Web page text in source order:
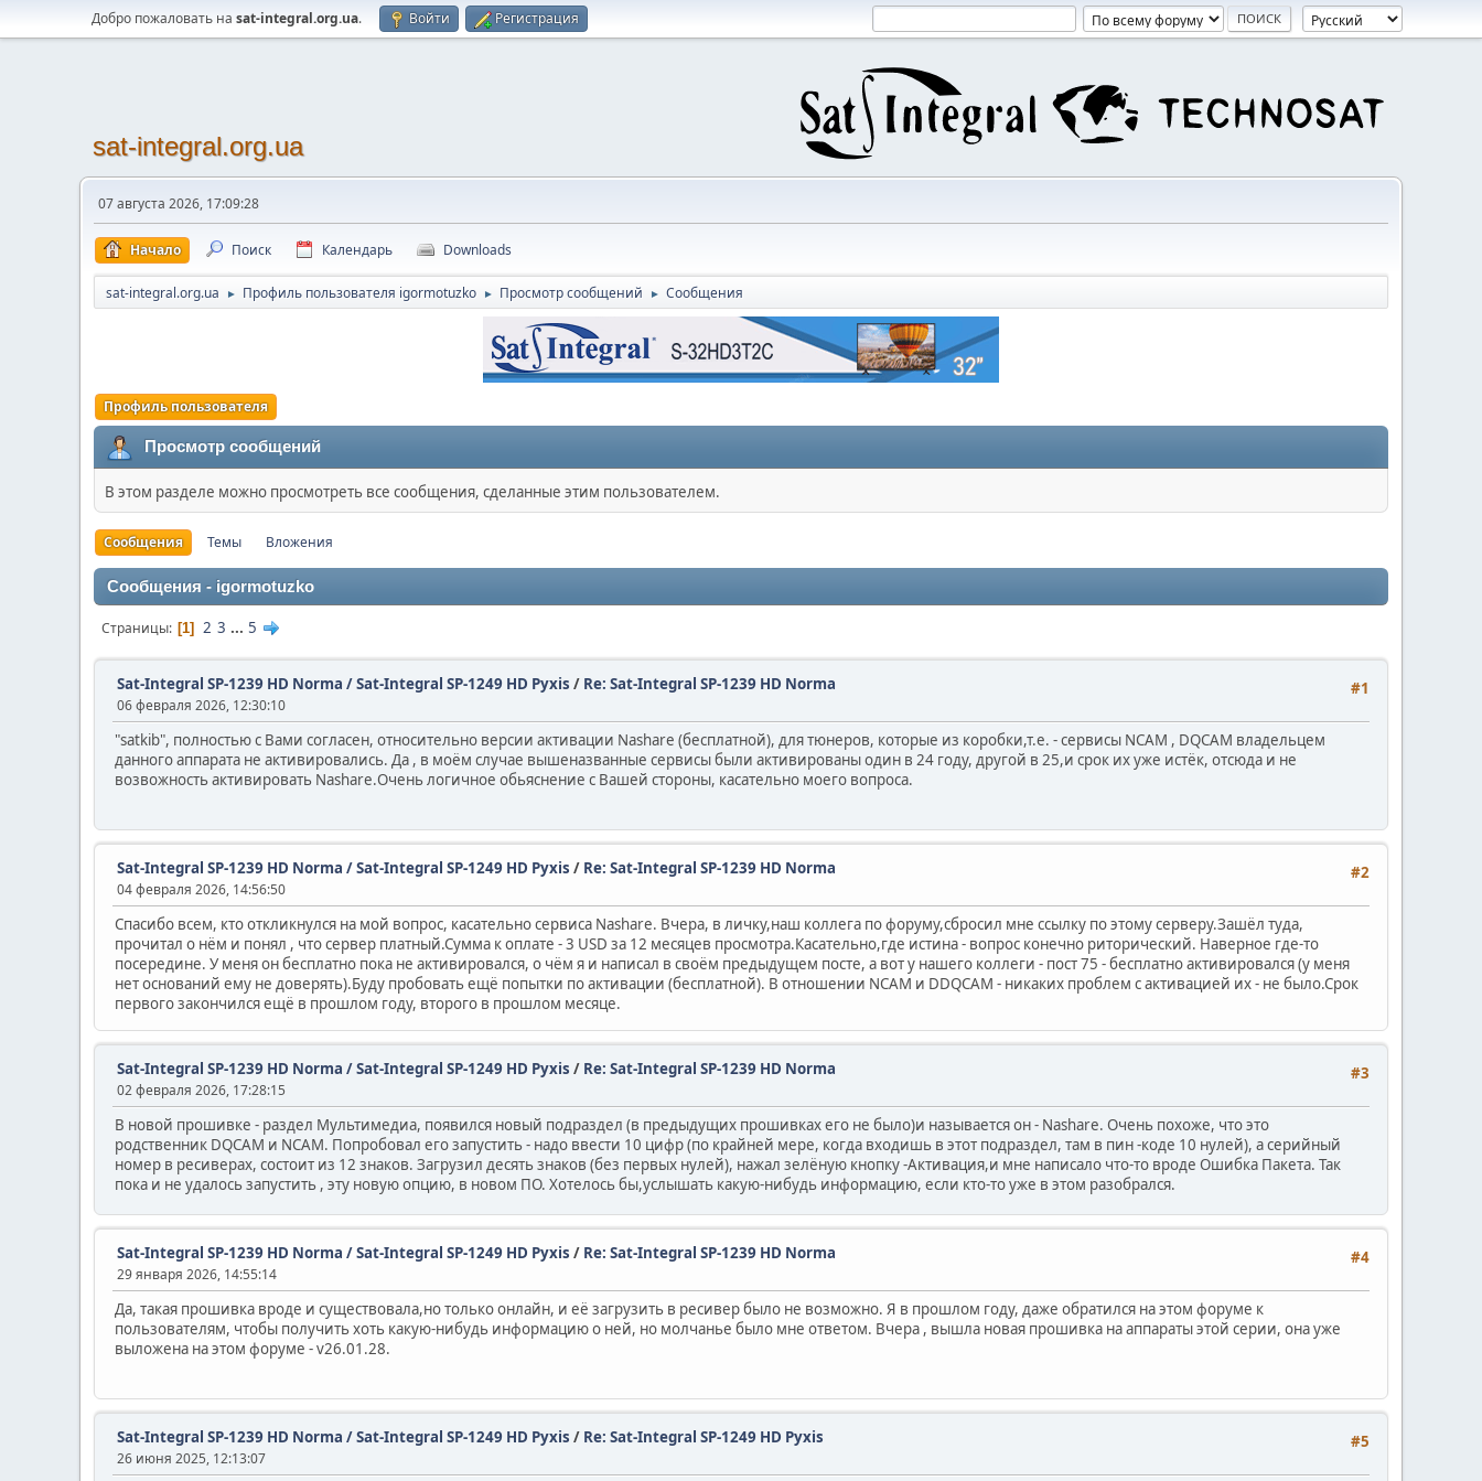
Добро пожаловать на sat-integral.org.ua. Войти Регистрация
sat-integral.org.ua
07 августа 2026, 17:09:28
Начало Поиск Календарь Downloads
sat-integral.org.ua ► Профиль пользователя igormotuzko ► Просмотр сообщений ► Сообщения
Профиль пользователя
Просмотр сообщений
В этом разделе можно просмотреть все сообщения, сделанные этим пользователем.
Сообщения Темы Вложения
Сообщения - igormotuzko
Страницы 1 2 3 ... 5
#1
Sat-Integral SP-1239 HD Norma / Sat-Integral SP-1249 HD Pyxis / Re: Sat-Integral SP-1239 HD Norma
06 февраля 2026, 12:30:10
"satkib", полностью с Вами согласен, относительно версии активации Nashare (бесплатной), для тюнеров, которые из коробки,т.е. - сервисы NCAM , DQCAM владельцем
данного аппарата не активировались. Да , в моём случае вышеназванные сервисы были активированы один в 24 году, другой в 25,и срок их уже истёк, отсюда и не
возвожность активировать Nashare.Очень логичное обьяснение с Вашей стороны, касательно моего вопроса.
#2
Sat-Integral SP-1239 HD Norma / Sat-Integral SP-1249 HD Pyxis / Re: Sat-Integral SP-1239 HD Norma
04 февраля 2026, 14:56:50
Спасибо всем, кто откликнулся на мой вопрос, касательно сервиса Nashare. Вчера, в личку,наш коллега по форуму,сбросил мне ссылку по этому серверу.Зашёл туда,
прочитал о нём и понял , что сервер платный.Сумма к оплате - 3 USD за 12 месяцев просмотра.Касательно,где истина - вопрос конечно риторический. Наверное где-то
посередине. У меня он бесплатно пока не активировался, о чём я и написал в своём предыдущем посте, а вот у нашего коллеги - пост 75 - бесплатно активировался (у меня
нет оснований ему не доверять).Буду пробовать ещё попытки по активации (бесплатной). В отношении NCAM и DDQCAM - никаких проблем с активацией их - не было.Срок
первого закончился ещё в прошлом году, второго в прошлом месяце.
#3
Sat-Integral SP-1239 HD Norma / Sat-Integral SP-1249 HD Pyxis / Re: Sat-Integral SP-1239 HD Norma
02 февраля 2026, 17:28:15
В новой прошивке - раздел Мультимедиа, появился новый подраздел (в предыдущих прошивках его не было)и называется он - Nashare. Очень похоже, что это
родственник DQCAM и NCAM. Попробовал его запустить - надо ввести 10 цифр (по крайней мере, когда входишь в этот подраздел, там в пин -коде 10 нулей), а серийный
номер в ресиверах, состоит из 12 знаков. Загрузил десять знаков (без первых нулей), нажал зелёную кнопку -Активация,и мне написало что-то вроде Ошибка Пакета. Так
пока и не удалось запустить , эту новую опцию, в новом ПО. Хотелось бы,услышать какую-нибудь информацию, если кто-то уже в этом разобрался.
#4
Sat-Integral SP-1239 HD Norma / Sat-Integral SP-1249 HD Pyxis / Re: Sat-Integral SP-1239 HD Norma
29 января 2026, 14:55:14
Да, такая прошивка вроде и существовала,но только онлайн, и её загрузить в ресивер было не возможно. Я в прошлом году, даже обратился на этом форуме к
пользователям, чтобы получить хоть какую-нибудь информацию о ней, но молчанье было мне ответом. Вчера , вышла новая прошивка на аппараты этой серии, она уже
выложена на этом форуме - v26.01.28.
#5
Sat-Integral SP-1239 HD Norma / Sat-Integral SP-1249 HD Pyxis / Re: Sat-Integral SP-1249 HD Pyxis
26 июня 2025, 12:13:07